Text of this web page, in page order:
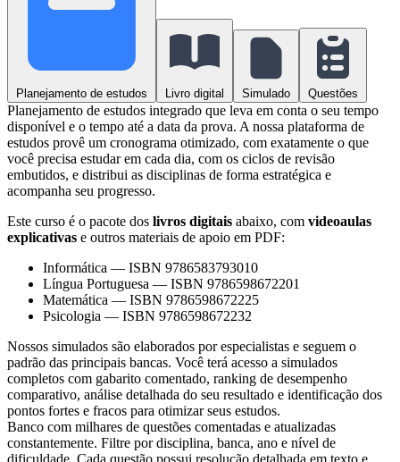
Planejamento de estudos Livro digital Simulado Questões
Planejamento de estudos integrado que leva em conta o seu tempo
disponível e o tempo até a data da prova. A nossa plataforma de
estudos provê um cronograma otimizado, com exatamente o que
você precisa estudar em cada dia, com os ciclos de revisão
embutidos, e distribui as disciplinas de forma estratégica e
acompanha seu progresso.
Este curso é o pacote dos livros digitais abaixo, com videoaulas
explicativas e outros materiais de apoio em PDF:
Informática — ISBN 9786583793010
Língua Portuguesa — ISBN 9786598672201
Matemática — ISBN 9786598672225
Psicologia — ISBN 9786598672232
Nossos simulados são elaborados por especialistas e seguem o
padrão das principais bancas. Você terá acesso a simulados
completos com gabarito comentado, ranking de desempenho
comparativo, análise detalhada do seu resultado e identificação dos
pontos fortes e fracos para otimizar seus estudos.
Banco com milhares de questões comentadas e atualizadas
constantemente. Filtre por disciplina, banca, ano e nível de
dificuldade. Cada questão possui resolução detalhada em texto e